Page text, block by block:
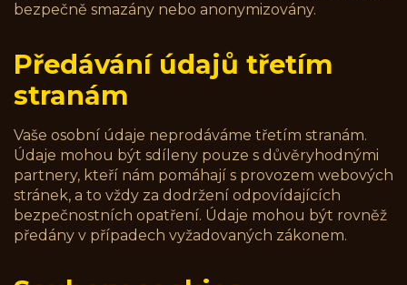
bezpečně smazány nebo anonymizovány.
Předávání údajů třetím
stranám
Vaše osobní údaje neprodáváme třetím stranám.
Údaje mohou být sdíleny pouze s důvěryhodnými
partnery, kteří nám pomáhají s provozem webových
stránek, a to vždy za dodržení odpovídajících
bezpečnostních opatření. Údaje mohou být rovněž
předány v případech vyžadovaných zákonem.